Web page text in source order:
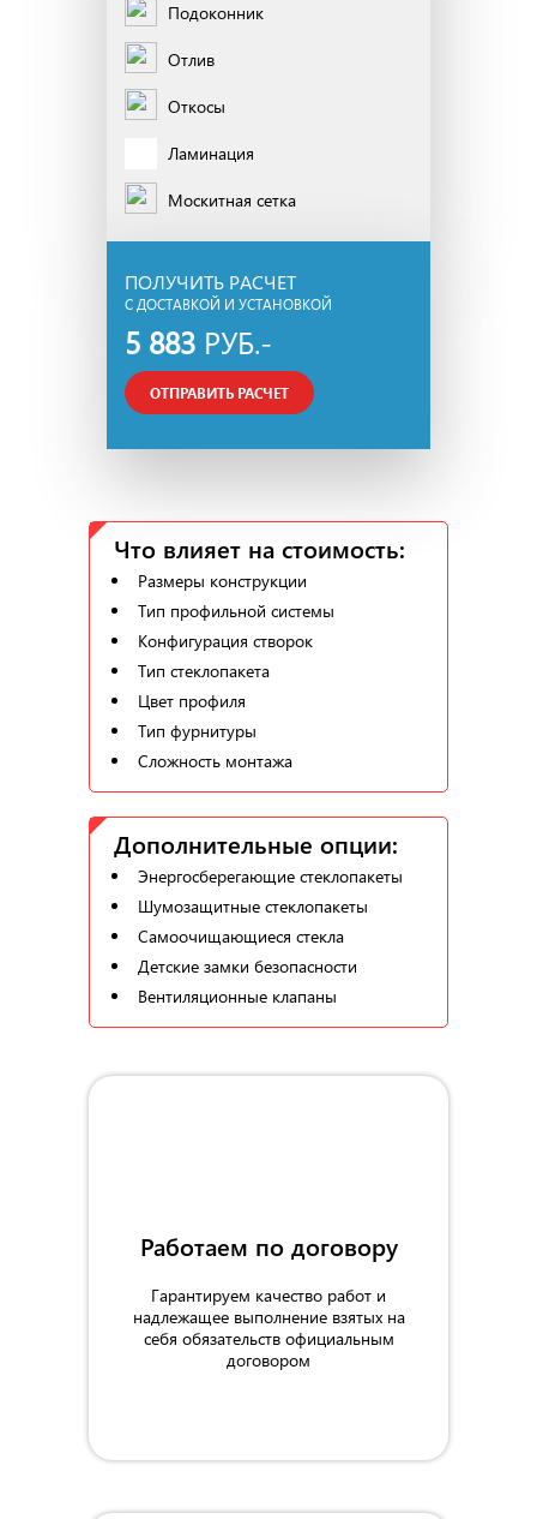
Подоконник
Отлив
Откосы
Ламинация
Москитная сетка
ПОЛУЧИТЬ РАСЧЕТ
С ДОСТАВКОЙ И УСТАНОВКОЙ
5 883 РУБ.-
ОТПРАВИТЬ РАСЧЕТ
Что влияет на стоимость:
Размеры конструкции
Тип профильной системы
Конфигурация створок
Тип стеклопакета
Цвет профиля
Тип фурнитуры
Сложность монтажа
Дополнительные опции:
Энергосберегающие стеклопакеты
Шумозащитные стеклопакеты
Самоочищающиеся стекла
Детские замки безопасности
Вентиляционные клапаны
Работаем по договору
Гарантируем качество работ и
надлежащее выполнение взятых на
себя обязательств официальным
договором